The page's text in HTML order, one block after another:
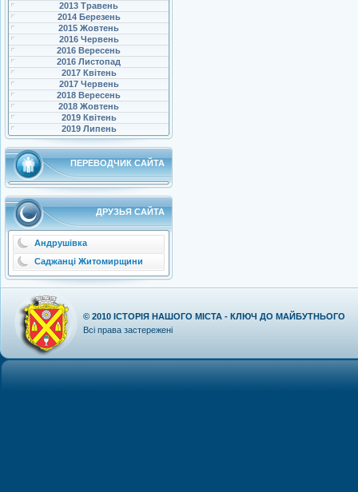
2013 Травень
2014 Березень
2015 Жовтень
2016 Червень
2016 Вересень
2016 Листопад
2017 Квітень
2017 Червень
2018 Вересень
2018 Жовтень
2019 Квітень
2019 Липень
ПЕРЕВОДЧИК САЙТА
ДРУЗЬЯ САЙТА
Андрушівка
Саджанці Житомирщини
© 2010 ІСТОРІЯ НАШОГО МІСТА - КЛЮЧ ДО МАЙБУТНЬОГО
Всі права застережені